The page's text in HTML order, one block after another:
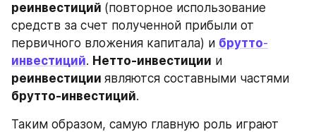
реинвестиций (повторное использование
средств за счет полученной прибыли от
первичного вложения капитала) и брутто-
инвестиций. Нетто-инвестиции
реинвестиции
брутто-инвестиций.